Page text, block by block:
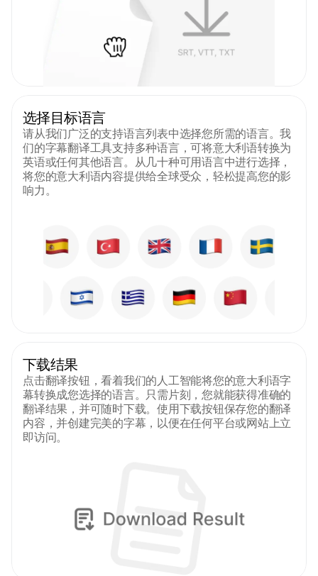
选择目标语言
请从我们广泛的支持语言列表中选择您所需的语言。我
们的字幕翻译工具支持多种语言，可将意大利语转换为
英语或任何其他语言。从几十种可用语言中进行选择，
将您的意大利语内容提供给全球受众，轻松提高您的影
响力。
下载结果
点击翻译按钮，看着我们的人工智能将您的意大利语字
幕转换成您选择的语言。只需片刻，您就能获得准确的
翻译结果，并可随时下载。使用下载按钮保存您的翻译
内容，并创建完美的字幕，以便在任何平台或网站上立
即访问。